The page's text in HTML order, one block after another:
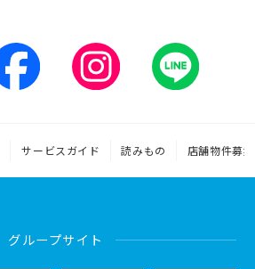
サービスガイド 読みもの 店舗物件募集
グループサイト